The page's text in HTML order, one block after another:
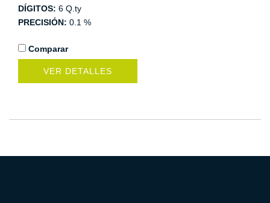
DÍGITOS: 6 Q.ty
PRECISIÓN: 0.1 %
Comparar
VER DETALLES